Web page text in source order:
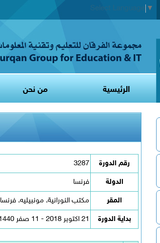
Select Language ▼
من نحن الرئيسية
رقم الدورة 3287
الدولة فرنسا
المقر مكتب النورانية. مونبيليه. فرنسا
بداية الدورة 21 اكتوبر 2018 - 11 صفر 1440